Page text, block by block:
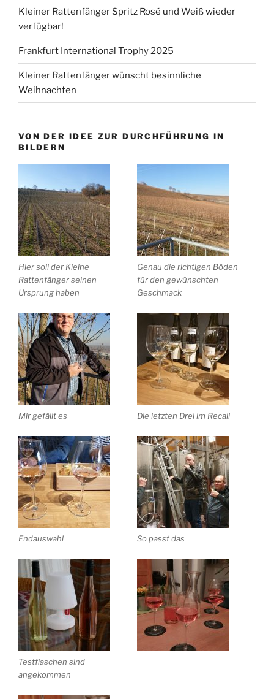
Kleiner Rattenfänger Spritz Rosé und Weiß wieder
verfügbar!
Frankfurt International Trophy 2025
Kleiner Rattenfänger wünscht besinnliche
Weihnachten
VON DER IDEE ZUR DURCHFÜHRUNG IN
BILDERN
Hier soll der Kleine
Rattenfänger seinen
Ursprung haben
Genau die richtigen Böden
für den gewünschten
Geschmack
Mir gefällt es Die letzten Drei im Recall
Endauswahl So passt das
Testflaschen sind
angekommen